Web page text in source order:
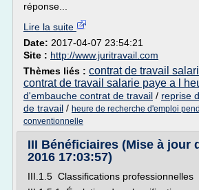
réponse...
Lire la suite
Date: 2017-04-07 23:54:21
Site : http://www.juritravail.com
Thèmes liés : contrat de travail
contrat de travail salarie paye a l
d'embauche contrat de travail / reprise
de travail / heure de recherche d'emploi
conventionnelle
III Bénéficiaires (Mise à jour
2016 17:03:57)
III.1.5 Classifications professionnelles